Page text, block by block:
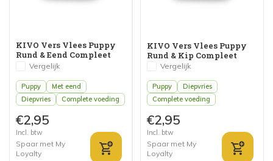
KIVO Vers Vlees Puppy
Rund & Eend Compleet
Vergelijk
Puppy
Met eend
Diepvries
Complete voeding
€2,95
Incl. btw
Spaar met My
Loyalty
KIVO Vers Vlees Puppy
Rund & Kip Compleet
Vergelijk
Puppy
Diepvries
Complete voeding
€2,95
Incl. btw
Spaar met My
Loyalty